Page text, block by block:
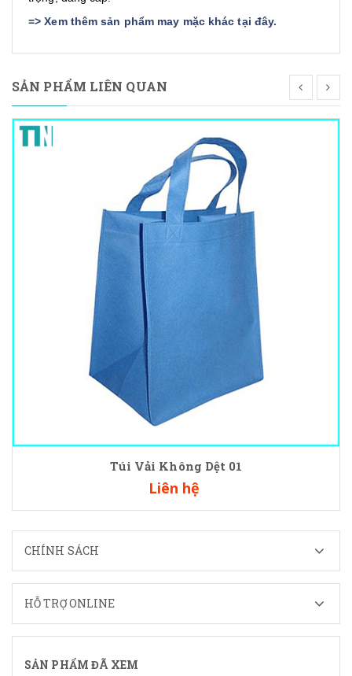
=>Xem thêm sản phẩm may mặc khác tại đây.
SẢN PHẨM LIÊN QUAN
Túi Vải Không Dệt 01
Liên hệ
CHÍNH SÁCH
HỖ TRỢ ONLINE
SẢN PHẨM ĐÃ XEM